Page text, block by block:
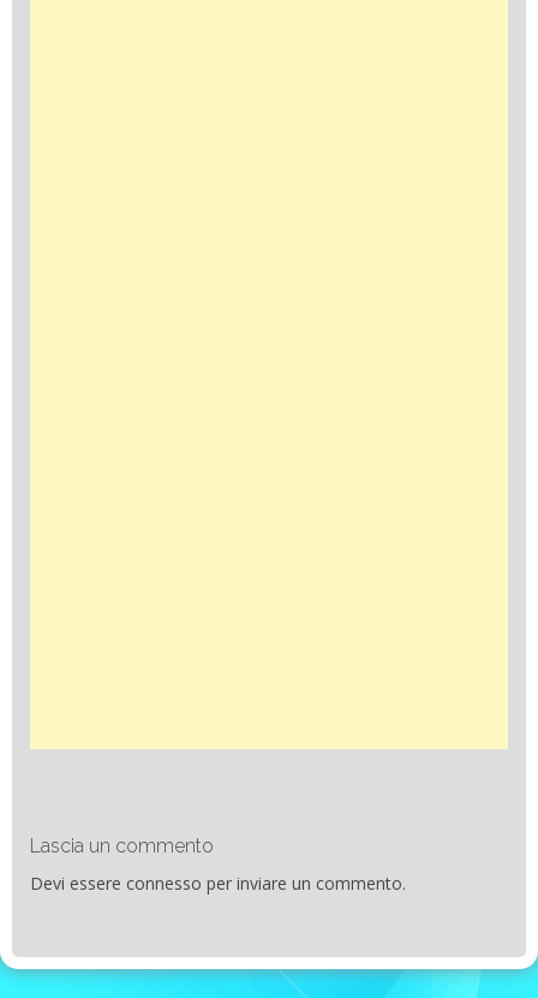
Lascia un commento
Devi essere connesso per inviare un commento.